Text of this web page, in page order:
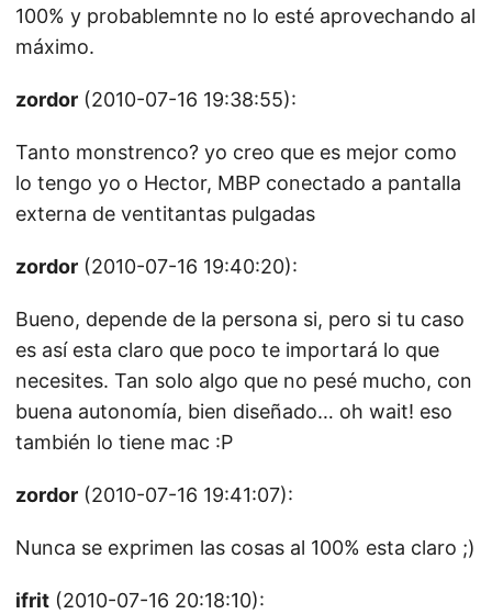
100% y probablemnte no lo esté aprovechando al
máximo.
zordor (2010-07-16 19:38:55):
Tanto monstrenco? yo creo que es mejor como
lo tengo yo o Hector, MBP conectado a pantalla
externa de ventitantas pulgadas
zordor (2010-07-16 19:40:20):
Bueno, depende de la persona si, pero si tu caso
es así esta claro que poco te importará lo que
necesites. Tan solo algo que no pesé mucho, con
buena autonomía, bien diseñado… oh wait! eso
también lo tiene mac :P
zordor (2010-07-16 19:41:07):
Nunca se exprimen las cosas al 100% esta claro ;)
ifrit (2010-07-16 20:18:10):